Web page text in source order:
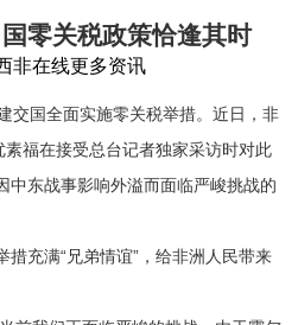
零关税政策恰逢其时
非在线更多资讯
国全面实施零关税举措。近日，非
素福在接受总台记者独家采访时对此
中东战事影响外溢而面临严峻挑战的
充满“兄弟情谊”，给非洲人民带来